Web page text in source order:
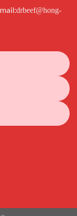
mail:drbeef@hong-